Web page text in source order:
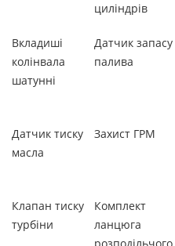
циліндрів
Вкладиші
колінвала
шатунні
Датчик запасу
палива
Датчик тиску
масла
Захист ГРМ
Клапан тиску
турбіни
Комплект
ланцюга